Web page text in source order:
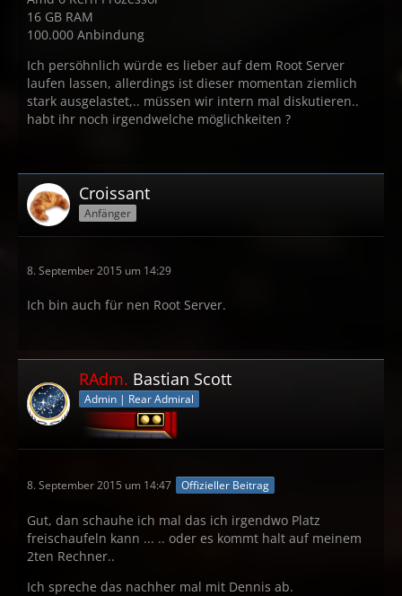
16 GB RAM
100.000 Anbindung
Ich persöhnlich würde es lieber auf dem Root Server
laufen lassen, allerdings ist dieser momentan ziemlich
stark ausgelastet,.. müssen wir intern mal diskutieren..
habt ihr noch irgendwelche möglichkeiten ?
Croissant
Anfänger
8. September 2015 um 14:29
Ich bin auch für nen Root Server.
RAdm. Bastian Scott
Admin | Rear Admiral
8. September 2015 um 14:47 Offizieller Beitrag
Gut, dan schauhe ich mal das ich irgendwo Platz
freischaufeln kann ... .. oder es kommt halt auf meinem
2ten Rechner..
Ich spreche das nachher mal mit Dennis ab.